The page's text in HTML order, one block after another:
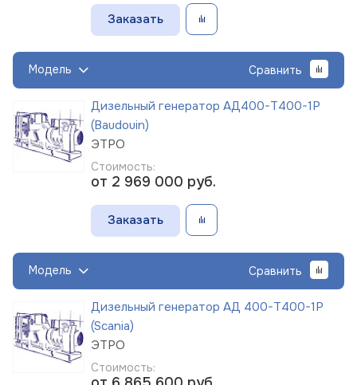
Заказать
Модель Сравнить
Дизельный генератор АД400-Т400-1Р
(Baudouin)
ЭТРО
Стоимость:
от 2 969 000 руб.
Заказать
Модель Сравнить
Дизельный генератор АД 400-Т400-1Р
(Scania)
ЭТРО
Стоимость: